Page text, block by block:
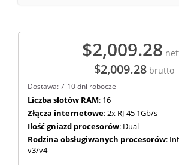
$2,009.28
$2,009.28 brutto
Dostawa: 7-10 dni robocze
Liczba slotów RAM: 16
Złącza internetowe: 2x RJ-45 1Gb/s
Ilość gniazd procesorów: Dual
Rodzina obsługiwanych procesorów:
v3/v4